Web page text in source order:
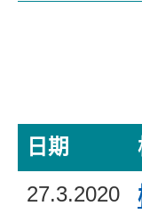
日期
27.3.2020